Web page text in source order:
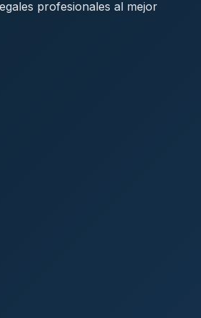
profesionales al mejor